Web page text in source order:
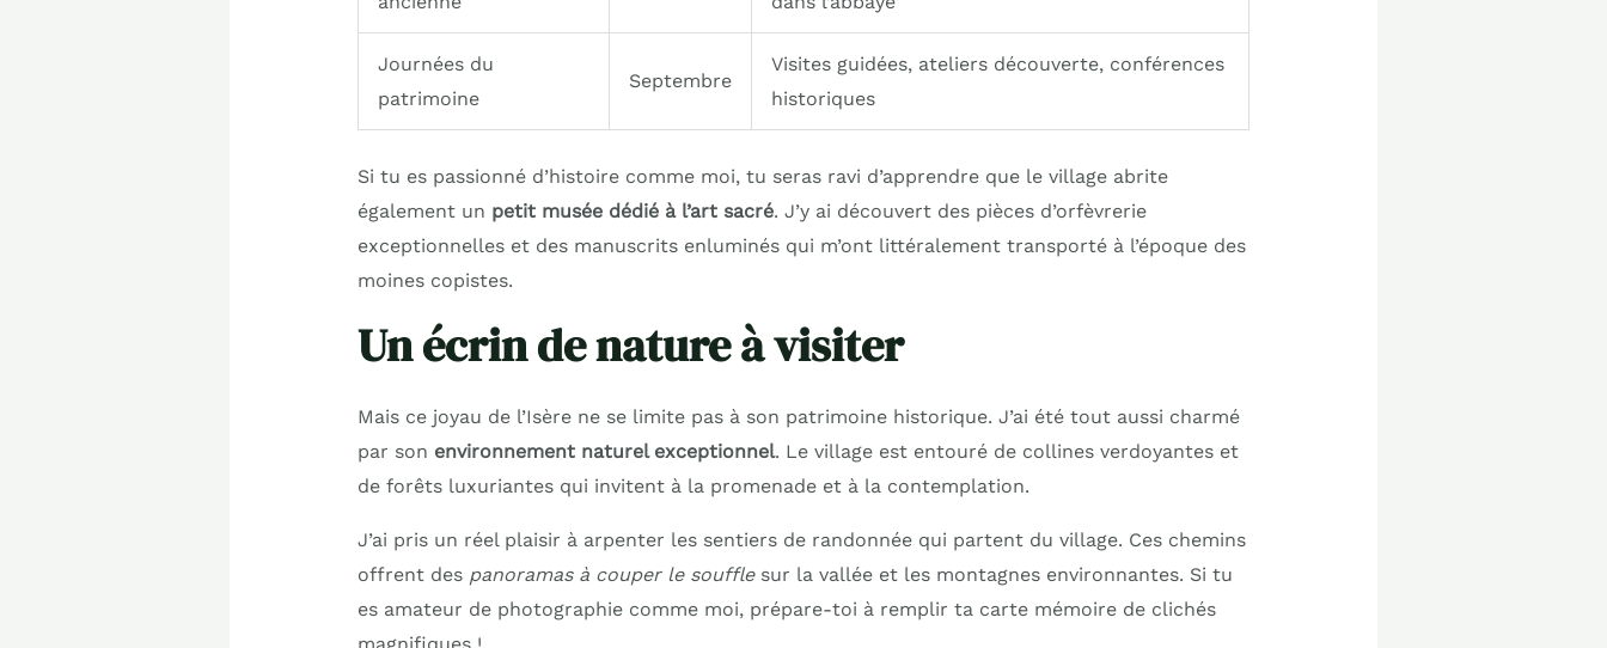
Journées du
patrimoine
Septembre
Visites guidées, ateliers découverte, conférences
historiques
Si tu es passionné d’histoire comme moi, tu seras ravi d’apprendre que le village abrite
également un petit musée dédié à l’art sacré. J’y ai découvert des pièces d’orfèvrerie
exceptionnelles et des manuscrits enluminés qui m’ont littéralement transporté à l’époque des
moines copistes.
Un écrin de nature à visiter
Mais ce joyau de l’Isère ne se limite pas à son patrimoine historique. J’ai été tout aussi charmé
par son environnement naturel exceptionnel. Le village est entouré de collines verdoyantes et
de forêts luxuriantes qui invitent à la promenade et à la contemplation.
J’ai pris un réel plaisir à arpenter les sentiers de randonnée qui partent du village. Ces chemins
offrent des panoramas à couper le soufflesur la vallée et les montagnes environnantes. Si tu
es amateur de photographie comme moi, prépare-toi à remplir ta carte mémoire de clichés